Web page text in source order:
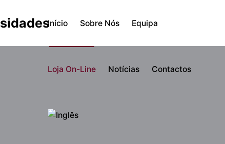
Início Sobre Nós Equipa
Loja On-Line Notícias Contactos